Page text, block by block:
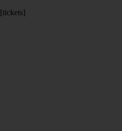
[tickets]